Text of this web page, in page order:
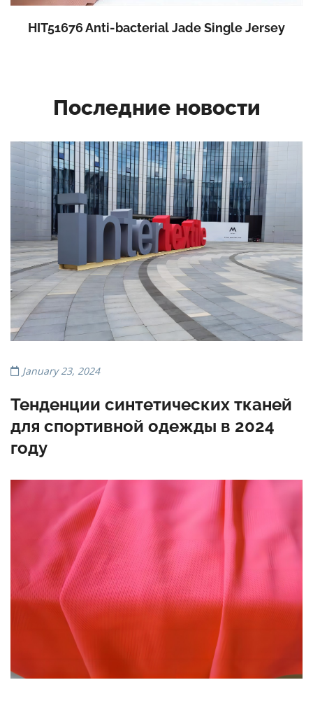
HIT51676 Anti-bacterial Jade Single Jersey
Последние новости
January 23, 2024
Тенденции синтетических тканей
для спортивной одежды в 2024
году